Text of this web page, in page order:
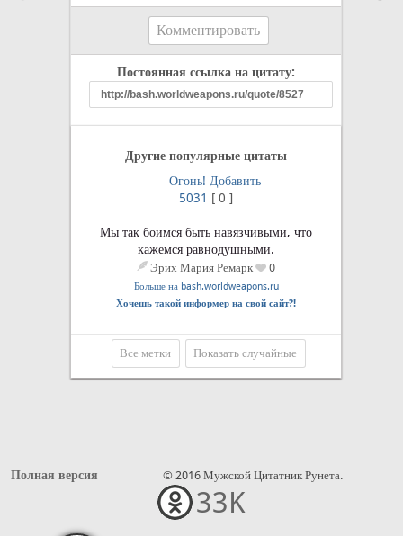
Комментировать
Постоянная ссылка на цитату:
Другие популярные цитаты
Огонь! Добавить
5031 [ 0 ]
Мы так боимся быть навязчивыми, что
кажемся равнодушными.
Эрих Мария Ремарк 0
Больше на bash.worldweapons.ru
Хочешь такой информер на свой сайт?!
Все метки Показать случайные
Полная версия © 2016 Мужской Цитатник Рунета.
33K